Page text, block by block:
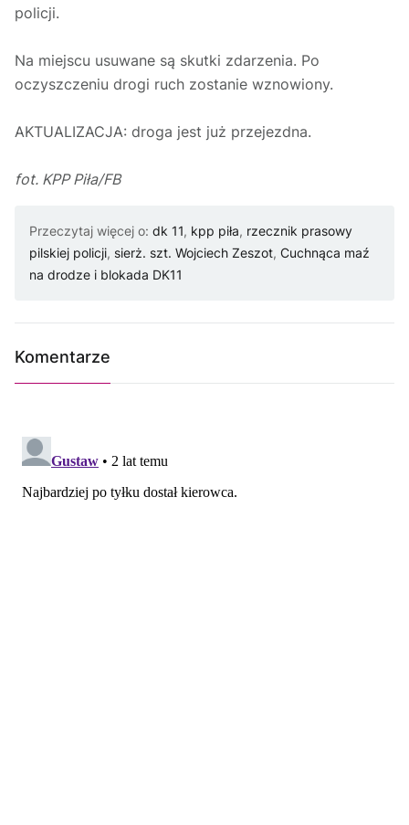
policji.
Na miejscu usuwane są skutki zdarzenia. Po
oczyszczeniu drogi ruch zostanie wznowiony.
AKTUALIZACJA: droga jest już przejezdna.
fot. KPP Piła/FB
Przeczytaj więcej o: dk 11, kpp piła, rzecznik prasowy
pilskiej policji, sierż. szt. Wojciech Zeszot, Cuchnąca maź
na drodze i blokada DK11
Komentarze